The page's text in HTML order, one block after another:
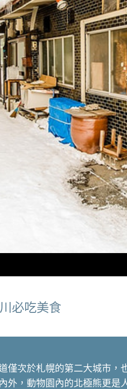
必吃美食
僅次於札幌的第二大城市
外，動物園內的北極熊更